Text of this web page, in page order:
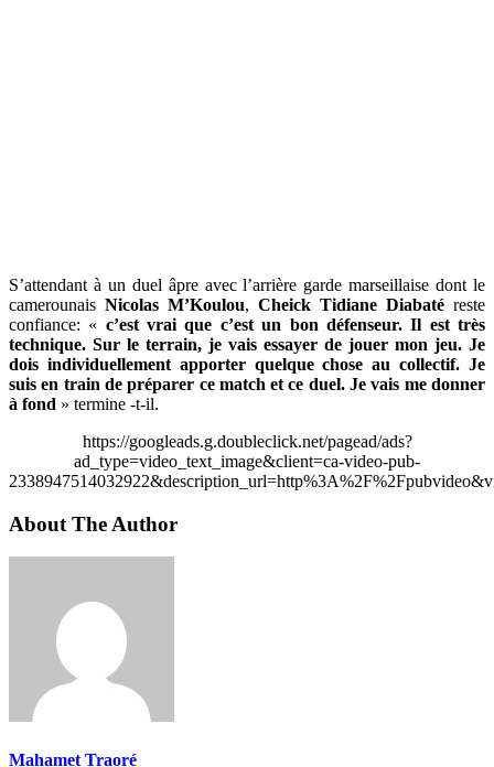
S’attendant à un duel âpre avec l’arrière garde marseillaise dont le
camerounais Nicolas M’Koulou, Cheick Tidiane Diabaté reste
confiance: « c’est vrai que c’est un bon défenseur. Il est très
technique. Sur le terrain, je vais essayer de jouer mon jeu. Je
dois individuellement apporter quelque chose au collectif. Je
suis en train de préparer ce match et ce duel. Je vais me donner
à fond » termine -t-il.
https://googleads.g.doubleclick.net/pagead/ads?
ad_type=video_text_image&client=ca-video-pub-
About The Author
Mahamet Traoré